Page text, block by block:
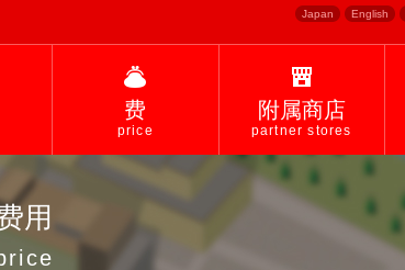
Japan English
费
price
附属商店
partner stores
用